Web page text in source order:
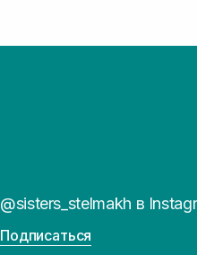
@sisters_stelmakh в
Подписаться